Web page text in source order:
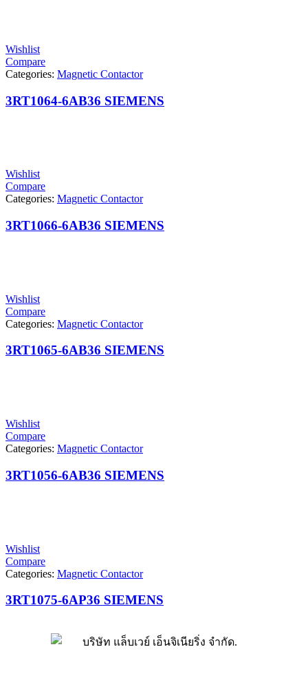
Wishlist
Compare
Categories: Magnetic Contactor
3RT1064-6AB36 SIEMENS
Wishlist
Compare
Categories: Magnetic Contactor
3RT1066-6AB36 SIEMENS
Wishlist
Compare
Categories: Magnetic Contactor
3RT1065-6AB36 SIEMENS
Wishlist
Compare
Categories: Magnetic Contactor
3RT1056-6AB36 SIEMENS
Wishlist
Compare
Categories: Magnetic Contactor
3RT1075-6AP36 SIEMENS